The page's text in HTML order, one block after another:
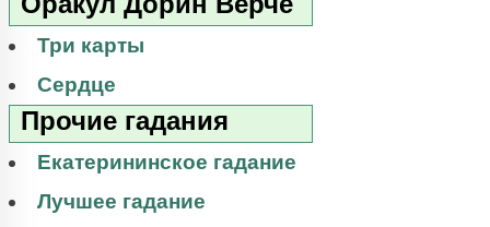
Три карты
Сердце
Прочие гадания
Екатерининское гадание
Лучшее гадание